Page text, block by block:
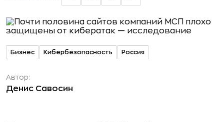
Бизнес Кибербезопасность Россия
Автор:
Денис Савосин